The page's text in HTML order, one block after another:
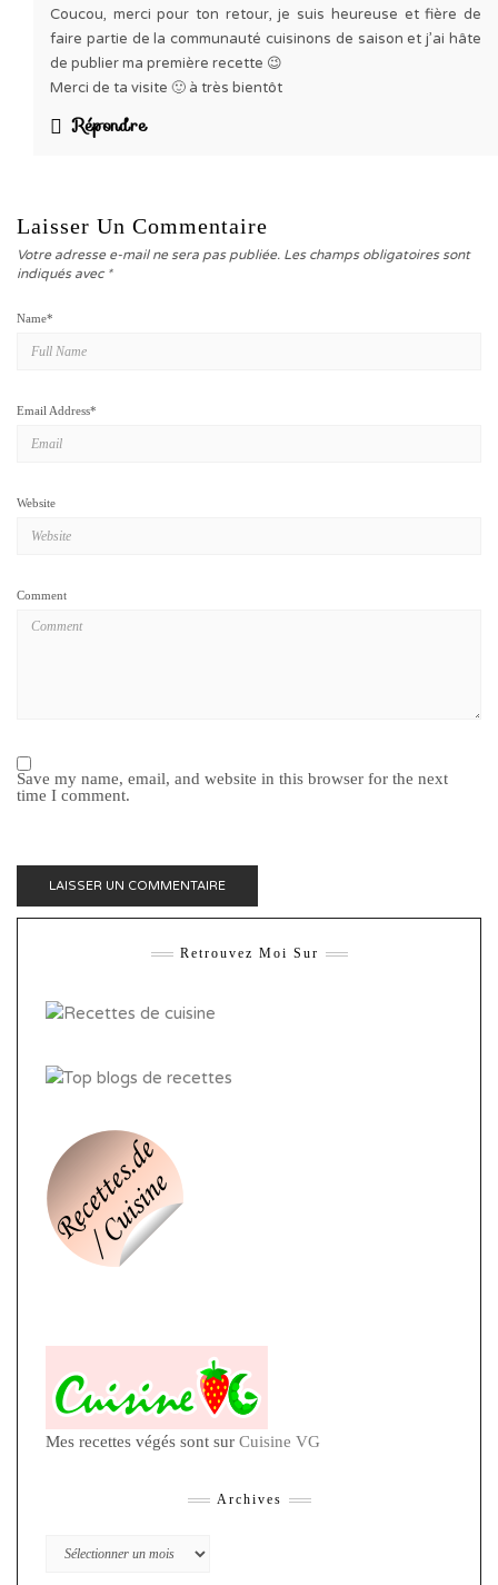
Coucou, merci pour ton retour, je suis heureuse et fière de
faire partie de la communauté cuisinons de saison et j’ai hâte
de publier ma première recette 😉
Merci de ta visite 🙂 à très bientôt
Répondre
Laisser Un Commentaire
Votre adresse e-mail ne sera pas publiée. Les champs obligatoires sont
indiqués avec *
Name*
Email Address*
Website
Comment
Save my name, email, and website in this browser for the next
time I comment.
Retrouvez Moi Sur
Mes recettes végés sont sur Cuisine VG
Archives
Archives